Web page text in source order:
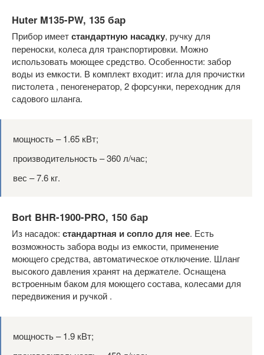
Huter M135-PW, 135 бар
Прибор имеетстандартную насадку, ручку для
переноски, колеса для транспортировки. Можно
использовать моющее средство. Особенности: забор
воды из емкости. В комплект входит: игла для прочистки
пистолета , пеногенератор, 2 форсунки, переходник для
садового шланга.
мощность – 1.65 кВт;
производительность – 360 л/час;
вес – 7.6 кг.
Bort BHR-1900-PRO, 150 бар
Из насадок: стандартная и сопло для нее. Есть
возможность забора воды из емкости, применение
моющего средства, автоматическое отключение. Шланг
высокого давления хранят на держателе. Оснащена
встроенным баком для моющего состава, колесами для
передвижения и ручкой .
мощность – 1.9 кВт;